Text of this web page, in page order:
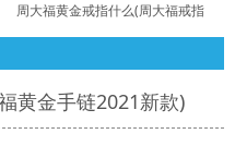
周大福黄金戒指什么(周大福戒指
黄金手链2021新款)